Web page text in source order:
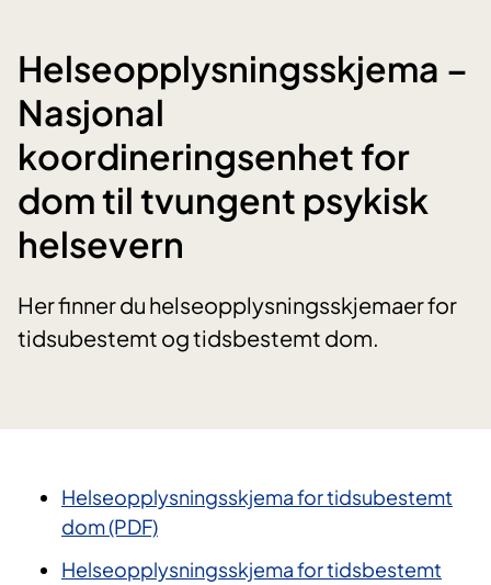
Helseopplysningsskjema –
Nasjonal
koordineringsenhet for
dom til tvungent psykisk
helsevern
Her finner du helseopplysningsskjemaer for
tidsubestemt og tidsbestemt dom.
Helseopplysningsskjema for tidsubestemt
dom (PDF)
Helseopplysningsskjema for tidsbestemt